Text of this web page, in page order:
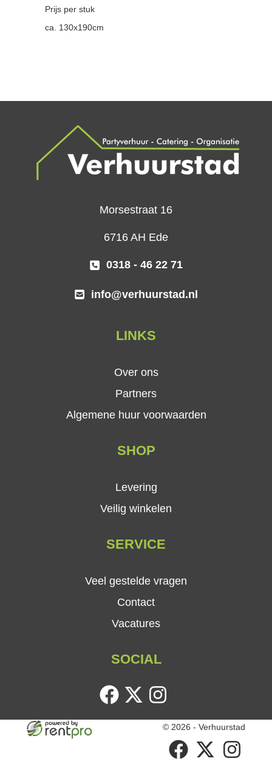
Prijs per stuk
ca. 130x190cm
Morsestraat 16
6716 AH Ede
0318 - 46 22 71
info@verhuurstad.nl
LINKS
Over ons
Partners
Algemene huur voorwaarden
SHOP
Levering
Veilig winkelen
SERVICE
Veel gestelde vragen
Contact
Vacatures
SOCIAL
facebooktwitter
© 2026 - Verhuurstad
facebooktwitter instagram